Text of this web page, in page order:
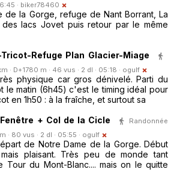
· biker78460
de la Gorge, refuge de Nant Borrant, La
des lacs Jovet puis retour par le même
Refuge Plan Glacier-Miage
· D+1780 m · 46 vus · 2 dl · 05:18 · ogulf
physique car gros dénivelé. Parti du
le matin (6h45) c'est le timing idéal pour
en 1h50 : à la fraîche, et surtout sa
+ Col de la Cicle
Randonnée
· 80 vus · 2 dl · 05:55 · ogulf
de Notre Dame de la Gorge. Début
plaisant. Très peu de monde tant
du Mont-Blanc.... mais on le quitte